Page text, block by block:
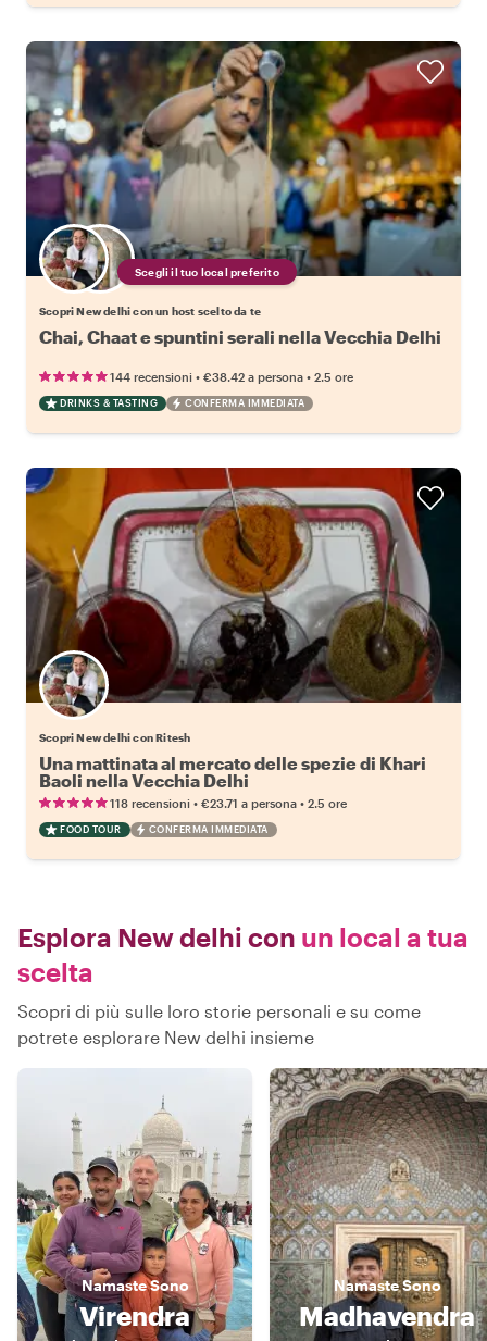
Scegli il tuo local preferito
Scopri New delhi con un host scelto da te
Chai, Chaat e spuntini serali nella Vecchia Delhi
144 recensioni • €38.42 a persona • 2.5 ore
DRINKS & TASTING CONFERMA IMMEDIATA
Scopri New delhi con Ritesh
Una mattinata al mercato delle spezie di Khari
Baoli nella Vecchia Delhi
118 recensioni • €23.71 a persona • 2.5 ore
FOOD TOUR CONFERMA IMMEDIATA
Esplora New delhi con un local a tua
scelta
Scopri di più sulle loro storie personali e su come
potrete esplorare New delhi insieme
NamasteSono
Virendra
NamasteSono
Madhavendra